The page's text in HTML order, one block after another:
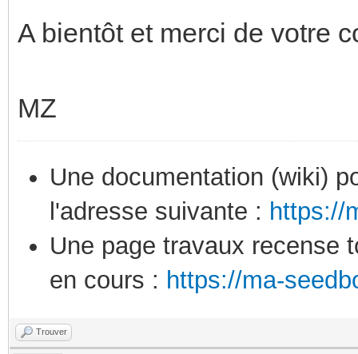
A bientôt et merci de votre
MZ
Une documentation (wiki)
l'adresse suivante : https://
Une page travaux recense
en cours : https://ma-
Trouver